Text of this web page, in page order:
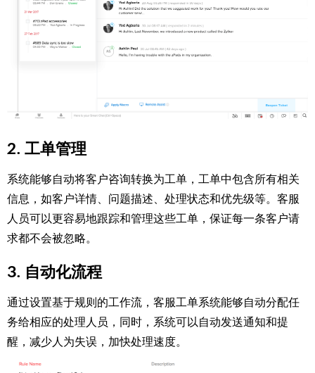
2. 工单管理
系统能够自动将客户咨询转换为工单，工单中包含所有相关
信息，如客户详情、问题描述、处理状态和优先级等。客服
人员可以更容易地跟踪和管理这些工单，保证每一条客户请
求都不会被忽略。
3. 自动化流程
通过设置基于规则的工作流，客服工单系统能够自动分配任
务给相应的处理人员，同时，系统可以自动发送通知和提
醒，减少人为失误，加快处理速度。